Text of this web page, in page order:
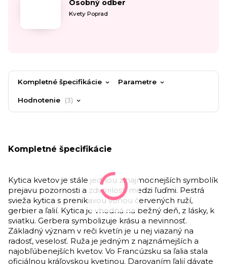
Osobný odber
Kvety Poprad
Kompletné špecifikácie Parametre
Hodnotenie 3
Kompletné špecifikácie
Kytica kvetov je stále jednou z najmocnejších symbolík
prejavu pozornosti a zdvorilosti medzi ľuďmi. Pestrá
svieža kytica s prenikavou vôňou červených ruží,
gerbier a ľalií. Kytica je vhodná na bežný deň, z lásky, k
sviatku. Gerbera symbolizuje krásu a nevinnosť.
Základný význam v reči kvetín je u nej viazaný na
radosť, veselosť. Ruža je jedným z najznámejších a
najobľúbenejších kvetov. Vo Francúzsku sa ľalia stala
oficiálnou kráľovskou kvetinou. Darovaním ľalií dávate